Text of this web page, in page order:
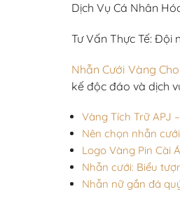
Dịch Vụ Cá Nhân
Tư Vấn Thực Tế:
Nhẫn Cưới Vàng
kế độc đáo và dịch
Vàng Tích Trữ APJ
Nên chọn nhẫn
Logo Vàng Pin Cài
Nhẫn cưới: Biểu
Nhẫn nữ gắn đá